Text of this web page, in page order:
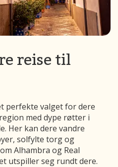
reise til
perfekte valget for dere
med dype røtter i
Her kan dere vandre
solfylte torg og
Alhambra og Real
utspiller seg rundt dere.